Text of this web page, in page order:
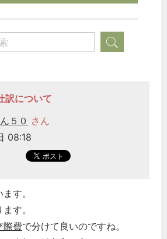
訳について
５０ さん
08:18
す。
す。
際費で分けて良いのですね。